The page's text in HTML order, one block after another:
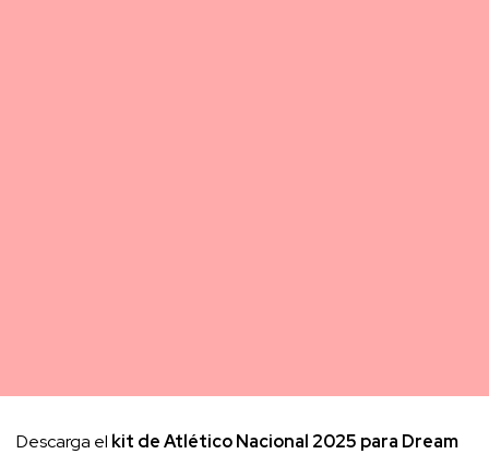
Descarga el kit de Atlético Nacional 2025 para Dream